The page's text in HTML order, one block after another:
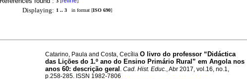
Displaying: 1 .. 3 in format [ISO 690]
Catarino, Paula and Costa, Cecília O livro do professor “Didáctica
das Lições do 1.º ano do Ensino Primário Rural” em Angola nos
anos 60: descrição geral . Cad. Hist. Educ., Abr 2017, vol.16, no.1,
p.258-285. ISSN 1982-7806